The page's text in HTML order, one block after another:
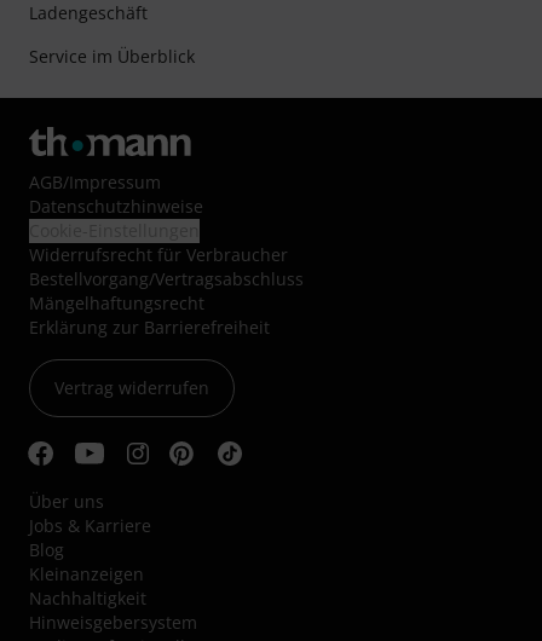
Ladengeschäft
Service im Überblick
AGB/Impressum
Datenschutzhinweise
Widerrufsrecht für Verbraucher
Bestellvorgang/Vertragsabschluss
Mängelhaftungsrecht
Erklärung zur Barrierefreiheit
Vertrag widerrufen
Über uns
Jobs & Karriere
Blog
Kleinanzeigen
Nachhaltigkeit
Hinweisgebersystem